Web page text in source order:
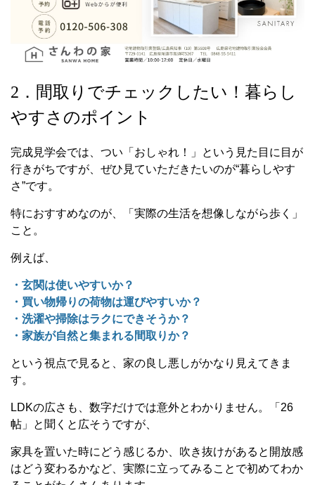
2．間取りでチェックしたい！暮らし
やすさのポイント
完成見学会では、つい「おしゃれ！」という見た目に目が
行きがちですが、ぜひ見ていただきたいのが“暮らしやす
さ”です。
特におすすめなのが、「実際の生活を想像しながら歩く」
こと。
例えば、
・玄関は使いやすいか？
・買い物帰りの荷物は運びやすいか？
・洗濯や掃除はラクにできそうか？
・家族が自然と集まれる間取りか？
という視点で見ると、家の良し悪しがかなり見えてきま
す。
LDKの広さも、数字だけでは意外とわかりません。「26
帖」と聞くと広そうですが、
家具を置いた時にどう感じるか、吹き抜けがあると開放感
はどう変わるかなど、実際に立ってみることで初めてわか